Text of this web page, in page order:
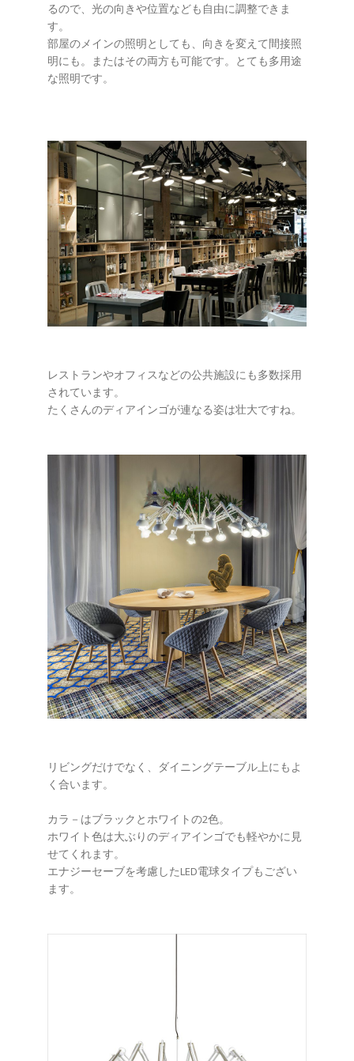
るので、光の向きや位置なども自由に調整できま
す。
部屋のメインの照明としても、向きを変えて間接照
明にも。またはその両方も可能です。とても多用途
な照明です。
レストランやオフィスなどの公共施設にも多数採用
されています。
たくさんのディアインゴが連なる姿は壮大ですね。
リビングだけでなく、ダイニングテーブル上にもよ
く合います。
カラ－はブラックとホワイトの2色。
ホワイト色は大ぶりのディアインゴでも軽やかに見
せてくれます。
エナジーセーブを考慮したLED電球タイプもござい
ます。